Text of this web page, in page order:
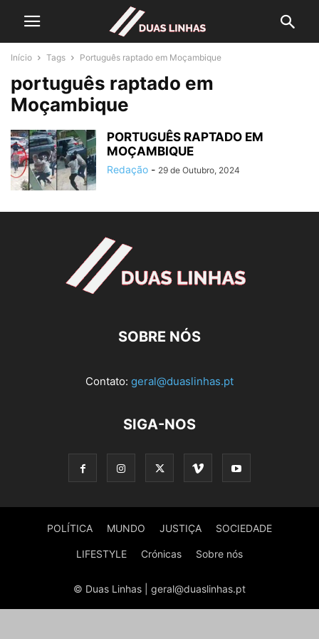
Início Tags Português raptado em Moçambique
português raptado em
Moçambique
PORTUGUÊS RAPTADO EM
MOÇAMBIQUE
Redação - 29 de Outubro, 2024
SOBRE NÓS
Contato: geral@duaslinhas.pt
SIGA-NOS
POLÍTICA MUNDO JUSTIÇA SOCIEDADE
LIFESTYLE Crónicas Sobre nós
© Duas Linhas | geral@duaslinhas.pt